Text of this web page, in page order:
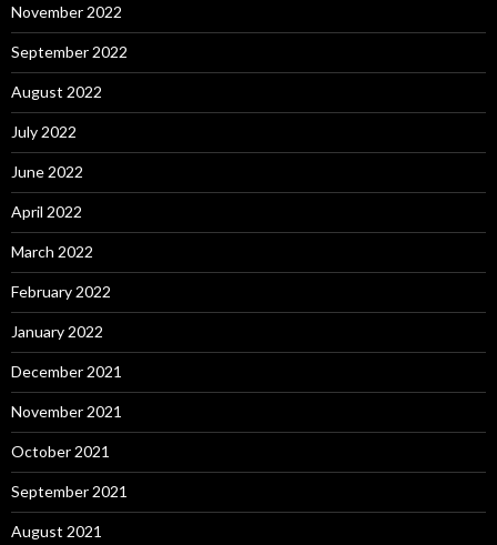
November 2022
September 2022
August 2022
July 2022
June 2022
April 2022
March 2022
February 2022
January 2022
December 2021
November 2021
October 2021
September 2021
August 2021